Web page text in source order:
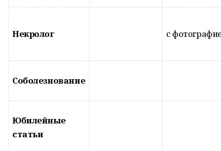
Некролог с
Соболезнование
Юбилейные
статьи